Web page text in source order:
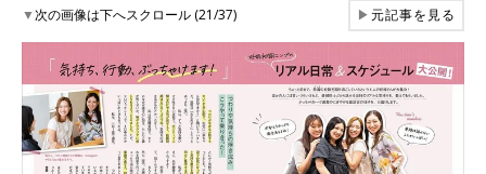
▼次の画像は下へスクロール (21/37) ▶元記事を見る